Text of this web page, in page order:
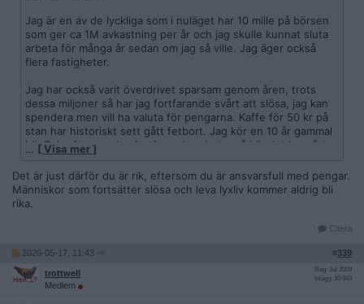
Jag är en av de lyckliga som i nuläget har 10 mille på börsen
som ger ca 1M avkastning per år och jag skulle kunnat sluta
arbeta för många år sedan om jag så ville. Jag äger också
flera fastigheter.
Jag har också varit överdrivet sparsam genom åren, trots
dessa miljoner så har jag fortfarande svårt att slösa, jag kan
spendera men vill ha valuta för pengarna. Kaffe för 50 kr på
stan har historiskt sett gått fetbort. Jag kör en 10 år gammal
bil. Och eftersom jag fortfarande arbetar så blir det ju svårt
att unna mig något (dyrt) utan att tänka på hur många dagar
jag måste arbeta för att få tillbaka pengarna. Jag har inga
barn som skulle tänkas ärva mig.
… [ Visa mer ]
Det är just därför du är rik, eftersom du är ansvarsfull med pengar.
Människor som fortsätter slösa och leva lyxliv kommer aldrig bli
rika.
Citera
2026-05-17, 11:43 #339
trottwell
Medlem
Reg: Jul 2009
Inlägg: 10 843